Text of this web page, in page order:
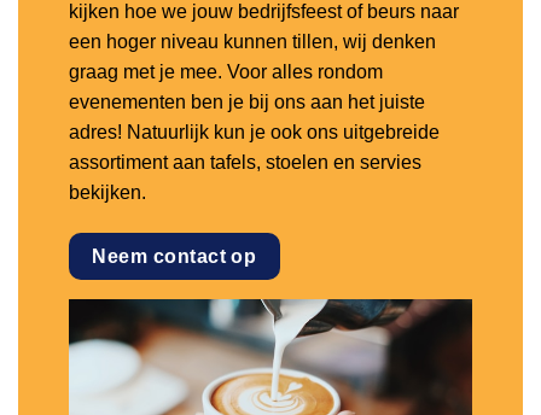
kijken hoe we jouw bedrijfsfeest of beurs naar
een hoger niveau kunnen tillen, wij denken
graag met je mee. Voor alles rondom
evenementen ben je bij ons aan het juiste
adres! Natuurlijk kun je ook ons uitgebreide
assortiment aan tafels, stoelen en servies
bekijken.
Neem contact op